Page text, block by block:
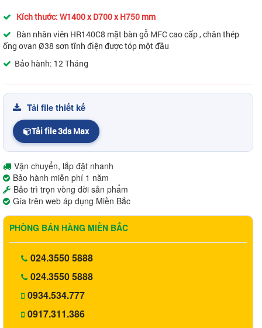
Kích thước: W1400 x D700 x H750 mm
Bàn nhân viên HR140C8 mặt bàn gỗ MFC cao cấp , chân thép
ống ovan Ø38 sơn tĩnh điện được tóp một đầu
Bảo hành: 12 Tháng
Tải file thiết kế
Tải file 3ds Max
Vận chuyển, lắp đặt nhanh
Bảo hành miễn phí 1 năm
Bảo trì trọn vòng đời sản phẩm
Gía trên web áp dụng Miền Bắc
PHÒNG BÁN HÀNG MIỀN BẮC
024.3550 5888
024.3550 5888
0934.534.777
0917.311.386